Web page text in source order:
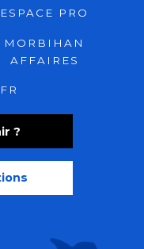
?
ESPACE PRO
MORBIHAN
AFFAIRES